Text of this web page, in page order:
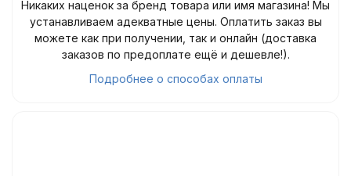
Никаких наценок за бренд товара или имя магазина! Мы
устанавливаем адекватные цены. Оплатить заказ вы
можете как при получении, так и онлайн (доставка
заказов по предоплате ещё и дешевле!).
Подробнее о способах оплаты